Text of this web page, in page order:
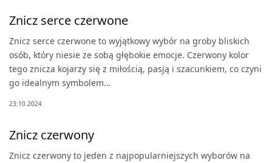
Znicz serce czerwone
Znicz serce czerwone to wyjątkowy wybór na groby bliskich
osób, który niesie ze sobą głębokie emocje. Czerwony kolor
tego znicza kojarzy się z miłością, pasją i szacunkiem, co czyni
go idealnym symbolem…
23.10.2024
Znicz czerwony
Znicz czerwony to jeden z najpopularniejszych wyborów na